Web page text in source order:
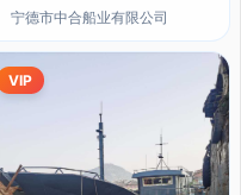
宁德市中合船业有限公司
VIP